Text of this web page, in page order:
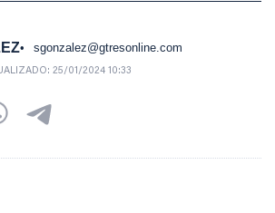
sgonzalez@gtresonline.com
25/01/2024 10:33